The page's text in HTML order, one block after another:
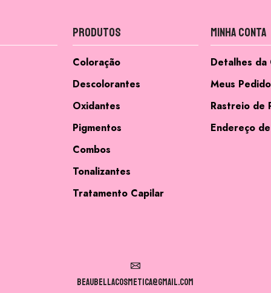
Produtos
Coloração
Descolorantes
Oxidantes
Pigmentos
Combos
Tonalizantes
Tratamento Capilar
Minha Conta
Detalhes da
Meus
Rastreio de
Endereço
beaubellacosmetica@gmail.com